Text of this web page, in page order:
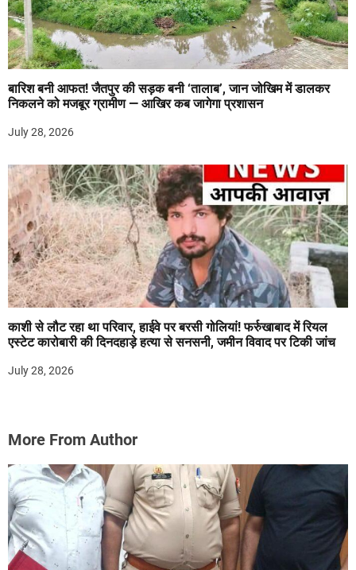
बारिश बनी आफत! जैतपुर की सड़क बनी ‘तालाब’, जान जोखिम में डालकर
निकलने को मजबूर ग्रामीण — आखिर कब जागेगा प्रशासन
July 28, 2026
काशी से लौट रहा था परिवार, हाईवे पर बरसी गोलियां! फर्रुखाबाद में रियल
एस्टेट कारोबारी की दिनदहाड़े हत्या से सनसनी, जमीन विवाद पर टिकी जांच
July 28, 2026
More From Author